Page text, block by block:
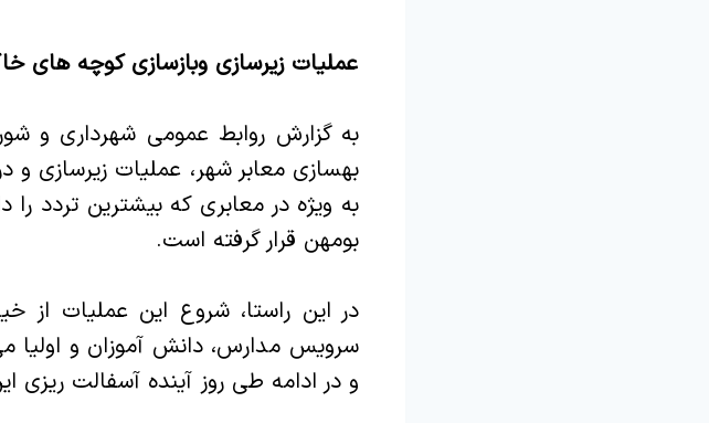
عملیات زیرسازی وبازسازی کوچه های
به گزارش روابط عمومی شهرداری و
بهسازی معابر شهر، عملیات زیرسازی
به ویژه در معابری که بیشترین تردد را
بومهن قرار گرفته است‌.
در این راستا، شروع این عملیات از
سرویس مدارس، دانش آموزان و اولیا
و در ادامه طی روز آینده آسفالت ریزی